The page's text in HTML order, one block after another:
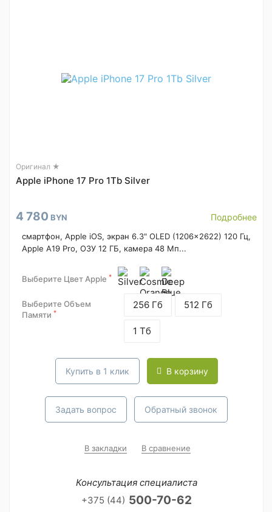
Оригинал ★
Apple iPhone 17 Pro 1Tb Silver
4 780 BYN Подробнее
смартфон, Apple iOS, экран 6.3" OLED (1206x2622) 120 Гц,
Apple A19 Pro, ОЗУ 12 ГБ, камера 48 Мп...
Выберите Цвет Apple *
Выберите Объем
Памяти *
256 Гб 512 Гб
1 Тб
Купить в 1 клик В корзину
Задать вопрос Обратный звонок
В закладки В сравнение
Консультация специалиста
+375 (44) 500-70-62